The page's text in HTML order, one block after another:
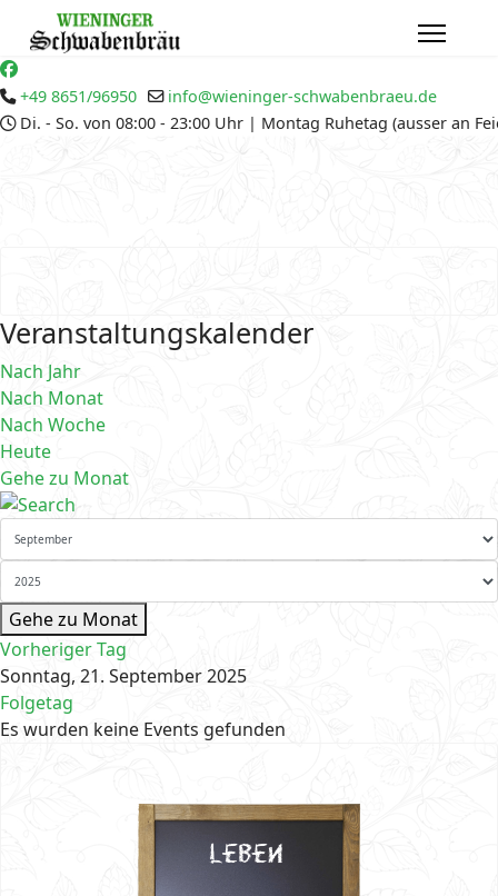
+49 8651/96950
info@wieninger-schwabenbraeu.de
Di. - So. von 08:00 - 23:00 Uhr | Montag Ruhetag (ausser an
Veranstaltungskalender
Nach Jahr
Nach Monat
Nach Woche
Heute
Gehe zu Monat
Gehe zu Monat
Vorheriger Tag
Sonntag, 21. September 2025
Folgetag
Es wurden keine Events gefunden